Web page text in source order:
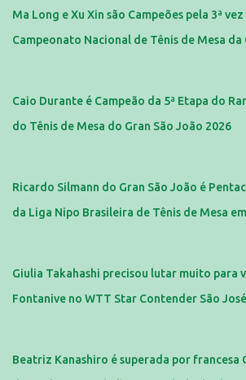
Ma Long e Xu Xin são Campeões pela 3ª
Campeonato Nacional de Tênis de Mesa da
Caio Durante é Campeão da 5ª Etapa do
do Tênis de Mesa do Gran São João 2026
Ricardo Silmann do Gran São João é
da Liga Nipo Brasileira de Tênis de Mesa
Giulia Takahashi precisou lutar muito para
Fontanive no WTT Star Contender São
Beatriz Kanashiro é superada por francesa